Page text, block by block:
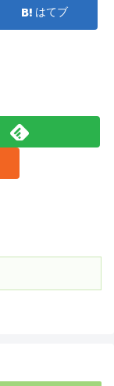
はてブ